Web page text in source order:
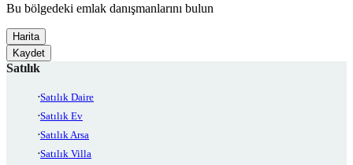
Bu bölgedeki emlak danışmanlarını bulun
Harita
Kaydet
Satılık
Satılık Daire
Satılık Ev
Satılık Arsa
Satılık Villa